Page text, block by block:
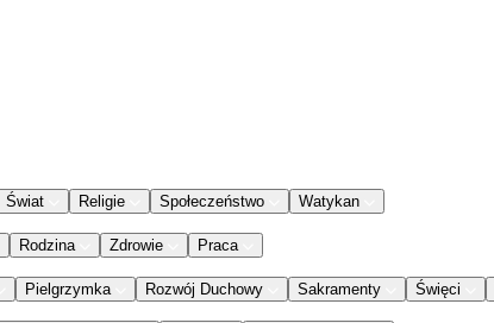
Świat Religie Społeczeństwo Watykan
Rodzina Zdrowie Praca
Pielgrzymka Rozwój Duchowy Sakramenty Święci